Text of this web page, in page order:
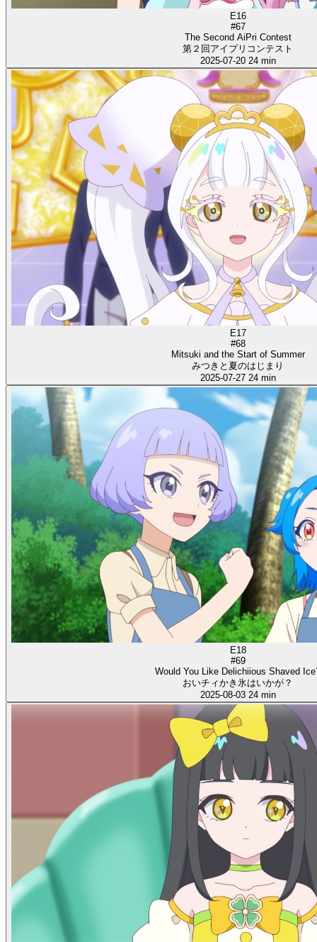
E16
#67
The Second AiPri Contest
第２回アイプリコンテスト
2025-07-20 24 min
E17
#68
Mitsuki and the Start of Summer
みつきと夏のはじまり
2025-07-27 24 min
E18
#69
Would You Like Delichiious Shaved
おいチィかき氷はいかが？
2025-08-03 24 min